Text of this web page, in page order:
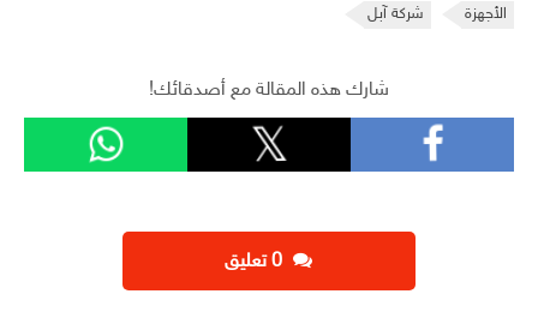
الأجهزة شركة آبل
شارك هذه المقالة مع أصدقائك!